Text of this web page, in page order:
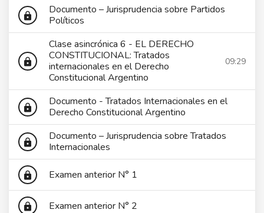
lock
Documento – Jurisprudencia sobre Partidos
Políticos
lock
Clase asincrónica 6 - EL DERECHO
CONSTITUCIONAL: Tratados
internacionales en el Derecho
Constitucional Argentino
09:29
lock
Documento - Tratados Internacionales en el
Derecho Constitucional Argentino
lock
Documento – Jurisprudencia sobre Tratados
Internacionales
lock Examen anterior N° 1
lock Examen anterior N° 2